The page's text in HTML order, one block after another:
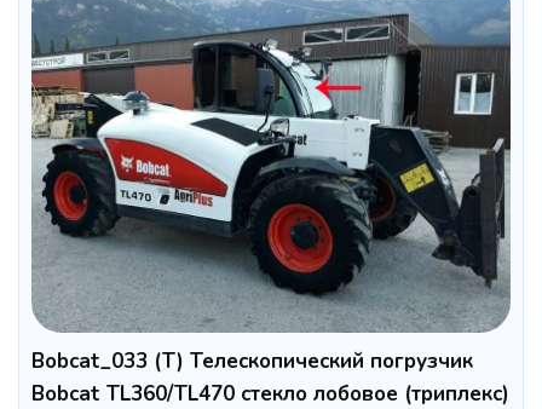
Bobcat_033 (T) Телескопический погрузчик
Bobcat TL360/TL470 стекло лобовое (триплекс)